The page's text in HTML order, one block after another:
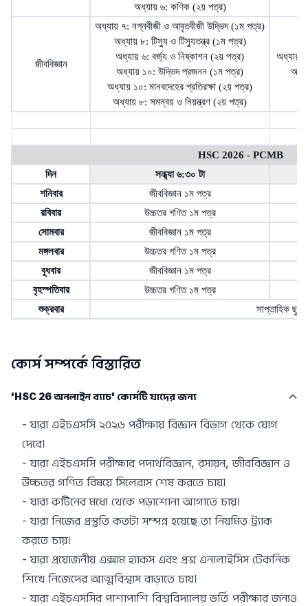
অধ্যায় ৬: কণিক (২য় পত্র)
জীববিজ্ঞান
অধ্যায় ৭: নগ্নবীজী ও আবৃতবীজী উদ্ভিদ (১ম পত্র)
অধ্যায় ৮: টিস্যু ও টিস্যুতন্ত্র (১ম পত্র)
অধ্যায় ৬: বর্জ্য ও নিষ্কাশন (২য় পত্র)
অধ্যায় ১০: উদ্ভিদ প্রজনন (১ম পত্র)
অধ্যায় ১০: মানবদেহের প্রতিরক্ষা (২য় পত্র)
অধ্যায় ৮: সমন্বয় ও নিয়ন্ত্রণ (২য় পত্র)
অধ্যায়
HSC 2026 - PCMB
দিন
সন্ধ্যা ৬:৩০ টা
শনিবার
জীববিজ্ঞান ১ম পত্র
রবিবার
উচ্চতর গণিত ১ম পত্র
সোমবার
জীববিজ্ঞান ১ম পত্র
মঙ্গলবার
উচ্চতর গণিত ১ম পত্র
বুধবার
জীববিজ্ঞান ১ম পত্র
বৃহস্পতিবার
উচ্চতর গণিত ১ম পত্র
শুক্রবার
সাপ্তাহিক ছুটি
কোর্স সম্পর্কে বিস্তারিত
'HSC 26 অনলাইন ব্যাচ' কোর্সটি যাদের জন্য
- যারা এইচএসসি ২০২৬ পরীক্ষায় বিজ্ঞান বিভাগ থেকে যোগ
দেবে।
- যারা এইচএসসি পরীক্ষার পদার্থবিজ্ঞান, রসায়ন, জীববিজ্ঞান ও
উচ্চতর গণিত বিষয়ে সিলেবাস শেষ করতে চায়।
- যারা রুটিনের মধ্যে থেকে পড়াশোনা আগাতে চায়।
- যারা নিজের প্রস্তুতি কতটা সম্পন্ন হয়েছে তা নিয়মিত ট্র্যাক
করতে চায়।
- যারা প্রয়োজনীয় এক্সাম হ্যাকস এবং প্রশ্ন এনালাইসিস টেকনিক
শিখে নিজেদের আত্মবিশ্বাস বাড়াতে চায়।
- যারা এইচএসসির পাশাপাশি বিশ্ববিদ্যালয় ভর্তি পরীক্ষার জন্যও